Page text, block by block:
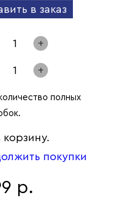
в заказ
1 +
1 +
полных
покупки
р.